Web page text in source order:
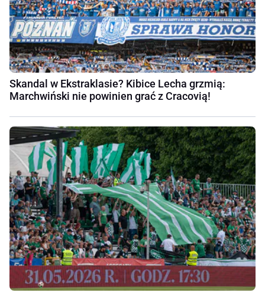
Skandal w Ekstraklasie? Kibice Lecha grzmią:
Marchwiński nie powinien grać z Cracovią!